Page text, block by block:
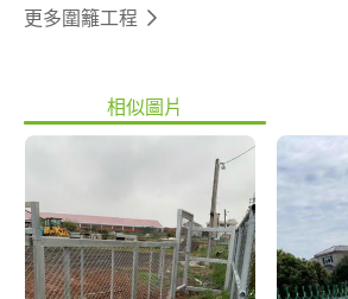
更多圍籬工程
相似圖片